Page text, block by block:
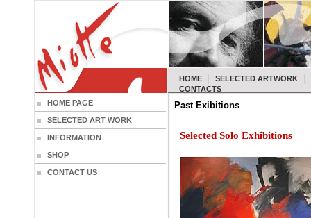
HOME
SELECTED ARTWORK
CONTACTS
HOME PAGE
SELECTED ART WORK
INFORMATION
SHOP
CONTACT US
Past Exibitions
Selected Solo Exhibitions